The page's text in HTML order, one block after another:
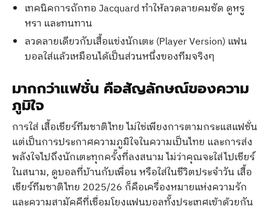
เทคนิคการถักทอ Jacquard ทำให้ลวดลายคมชัด ดูหรู
หรา และทนทาน
ลวดลายเดียวกับเสื้อแข่งนักเตะ (Player Version) แฟน
บอลใส่แล้วเหมือนได้เป็นส่วนหนึ่งของทีมจริงๆ
มากกว่าแฟชั่น คือสัญลักษณ์ของความ
ภูมิใจ
การใส่ เสื้อเชียร์ทีมชาติไทย ไม่ใช่เพียงการตามกระแสแฟชั่น
แต่เป็นการประกาศความภูมิใจในความเป็นไทย และการส่ง
พลังใจไปถึงนักเตะทุกครั้งที่ลงสนาม ไม่ว่าคุณจะใส่ไปเชียร์
ในสนาม, ดูบอลที่บ้านกับเพื่อน หรือใส่ในชีวิตประจำวัน เสื้อ
เชียร์ทีมชาติไทย 2025/26 ก็คือเครื่องหมายแห่งความรัก
และความสามัคคีที่เชื่อมโยงแฟนบอลทั้งประเทศเข้าด้วยกัน